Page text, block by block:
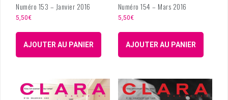
Numéro 153 – Janvier 2016
5,50€
AJOUTER AU PANIER
Numéro 154 – Mars 2016
5,50€
AJOUTER AU PANIER